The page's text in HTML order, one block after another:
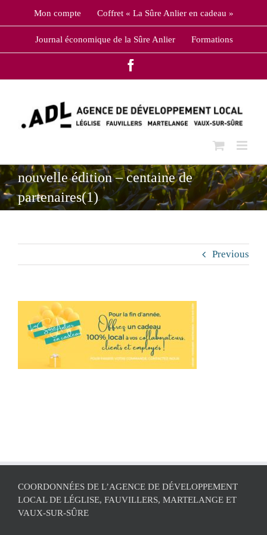
Mon compte Coffret « La Sûre Anlier en cadeau »
Journal économique de la Sûre Anlier Formations
nouvelle édition – centaine de
partenaires(1)
Previous
COORDONNÉES DE L’AGENCE DE DÉVELOPPEMENT
LOCAL DE LÉGLISE, FAUVILLERS, MARTELANGE ET
VAUX-SUR-SÛRE